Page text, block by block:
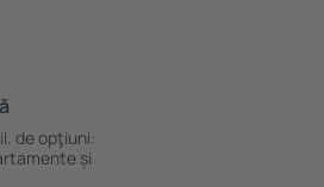
de opţiuni:
și